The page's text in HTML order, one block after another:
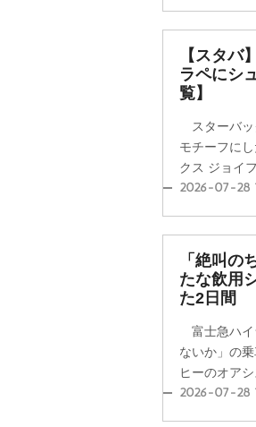
【スタ
ラペにシ
覧】
スターバッ
モチーフに
クス ジョイ
2026-07-28
「絶叫の
たな飲用
た2日間
富士急ハイ
ないか」の
ヒーのオア
2026-07-28